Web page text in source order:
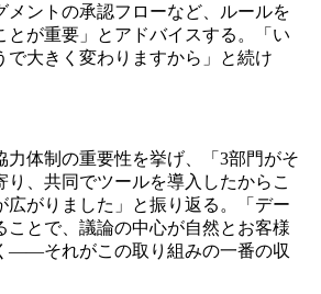
メントの承認フローなど、ルールを
とが重要」とアドバイスする。「い
で大きく変わりますから」と続け
体制の重要性を挙げ、「3部門がそ
り、共同でツールを導入したからこ
広がりました」と振り返る。「デー
ことで、議論の中心が自然とお客様
——それがこの取り組みの一番の収